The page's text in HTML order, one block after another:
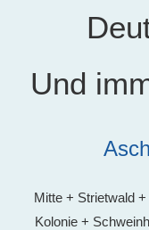
Und
Mitte + Strietwald
Kolonie +